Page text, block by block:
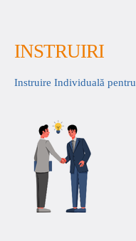
INSTRUIRI
Instruire Individuală